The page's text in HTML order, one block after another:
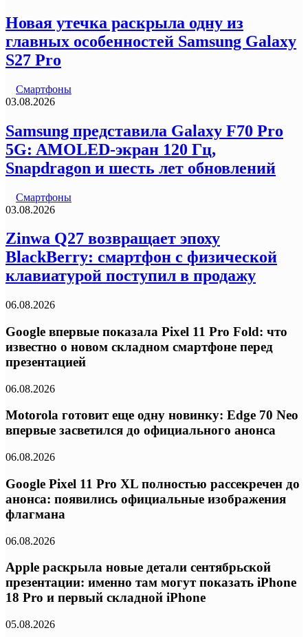
Новая утечка раскрыла одну из
главных особенностей Samsung Galaxy
S27 Pro
Смартфоны
03.08.2026
Samsung представила Galaxy F70 Pro
5G: AMOLED-экран 120 Гц,
Snapdragon и шесть лет обновлений
Смартфоны
03.08.2026
Zinwa Q27 возвращает эпоху
BlackBerry: смартфон с физической
клавиатурой поступил в продажу
06.08.2026
Google впервые показала Pixel 11 Pro Fold: что
известно о новом складном смартфоне перед
презентацией
06.08.2026
Motorola готовит еще одну новинку: Edge 70 Neo
впервые засветился до официального анонса
06.08.2026
Google Pixel 11 Pro XL полностью рассекречен до
анонса: появились официальные изображения
флагмана
06.08.2026
Apple раскрыла новые детали сентябрьской
презентации: именно там могут показать iPhone
18 Pro и первый складной iPhone
05.08.2026